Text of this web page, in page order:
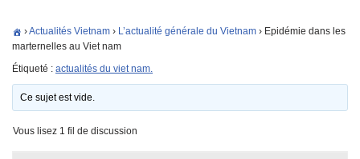
›Actualités Vietnam › L’actualité générale du Vietnam › Epidémie dans les
marternelles au Viet nam
Étiqueté : actualités du viet nam.
Ce sujet est vide.
Vous lisez 1 fil de discussion